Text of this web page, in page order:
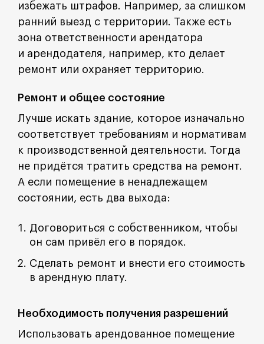
избежать штрафов. Например, за слишком
ранний выезд с территории. Также есть
зона ответственности арендатора
и арендодателя, например, кто делает
ремонт или охраняет территорию.
Ремонт и общее состояние
Лучше искать здание, которое изначально
соответствует требованиям и нормативам
к производственной деятельности. Тогда
не придётся тратить средства на ремонт.
А если помещение в ненадлежащем
состоянии, есть два выхода:
Договориться с собственником, чтобы
он сам привёл его в порядок.
Сделать ремонт и внести его стоимость
в арендную плату.
Необходимость получения разрешений
Использовать арендованное помещение